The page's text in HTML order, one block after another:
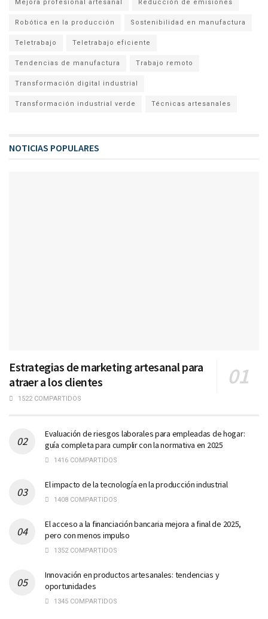
Mejora profesional artesanal Reducción de emisiones
Robótica en la producción Sostenibilidad en manufactura
Teletrabajo Teletrabajo eficiente
Tendencias de manufactura Trabajo remoto
Transformación digital industrial
Transformación industrial verde Técnicas artesanales
NOTICIAS POPULARES
Estrategias de marketing artesanal para
atraer a los clientes
1522 COMPARTIDOS
Evaluación de riesgos laborales para empleadas de hogar:
guía completa para cumplir con la normativa en 2025
1416 COMPARTIDOS
El impacto de la tecnología en la producción industrial
1408 COMPARTIDOS
El acceso a la financiación bancaria mejora a final de 2025,
pero con menos impulso
1352 COMPARTIDOS
Innovación en productos artesanales: tendencias y
oportunidades
1345 COMPARTIDOS